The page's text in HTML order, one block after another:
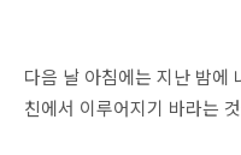
다음 날 아침에는 지난 밤에
친에서 이루어지기 바라는